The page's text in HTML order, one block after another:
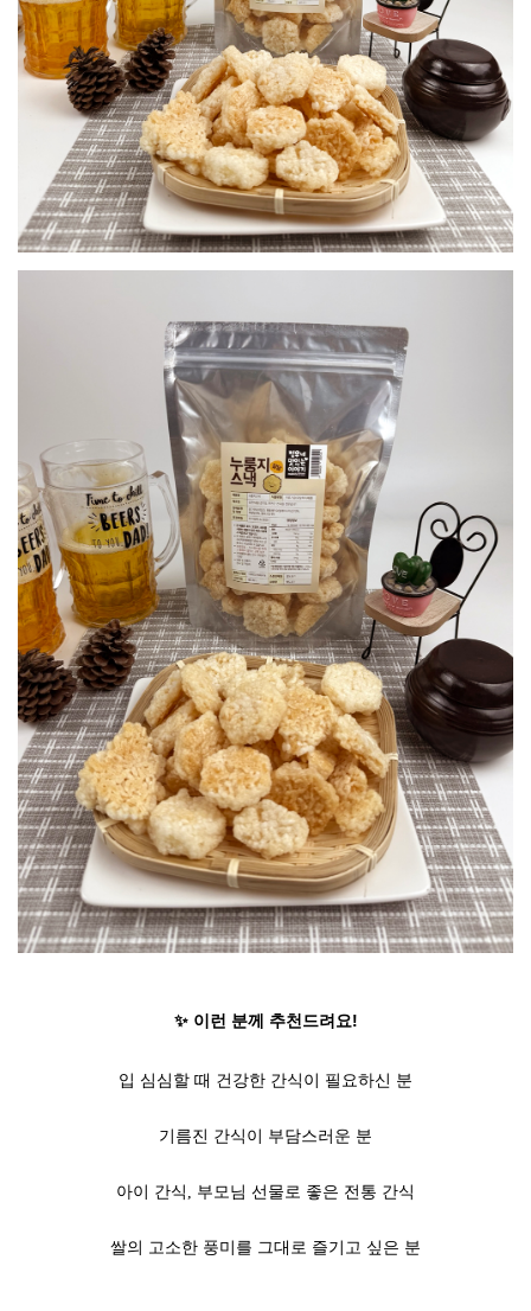
✨ 이런 분께 추천드려요!
입 심심할 때 건강한 간식이 필요하신 분
기름진 간식이 부담스러운 분
아이 간식, 부모님 선물로 좋은 전통 간식
쌀의 고소한 풍미를 그대로 즐기고 싶은 분